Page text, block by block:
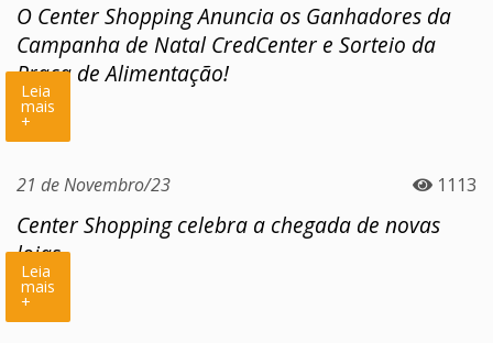
O Center Shopping Anuncia os Ganhadores da
Campanha de Natal CredCenter e Sorteio da
Praça de Alimentação!
Leia
mais
+
21 de Novembro/23 1113
Center Shopping celebra a chegada de novas
lojas
Leia
mais
+